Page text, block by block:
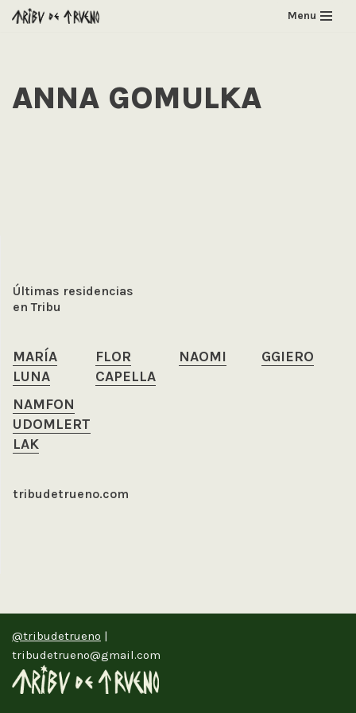
Menu
ANNA GOMULKA
Últimas residencias
en Tribu
MARÍA
LUNA
FLOR
CAPELLA
NAOMI GGIERO
NAMFON
UDOMLERT
LAK
tribudetrueno.com
@tribudetrueno |
tribudetrueno@gmail.com